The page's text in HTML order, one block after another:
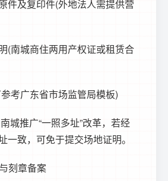
件及复印件(外地法人需提供营
(南城商住两用产权证或租赁合
考广东省市场监管局模板)
城推广“一照多址”改革，若经
一致，可免于提交场地证明。
刻章备案